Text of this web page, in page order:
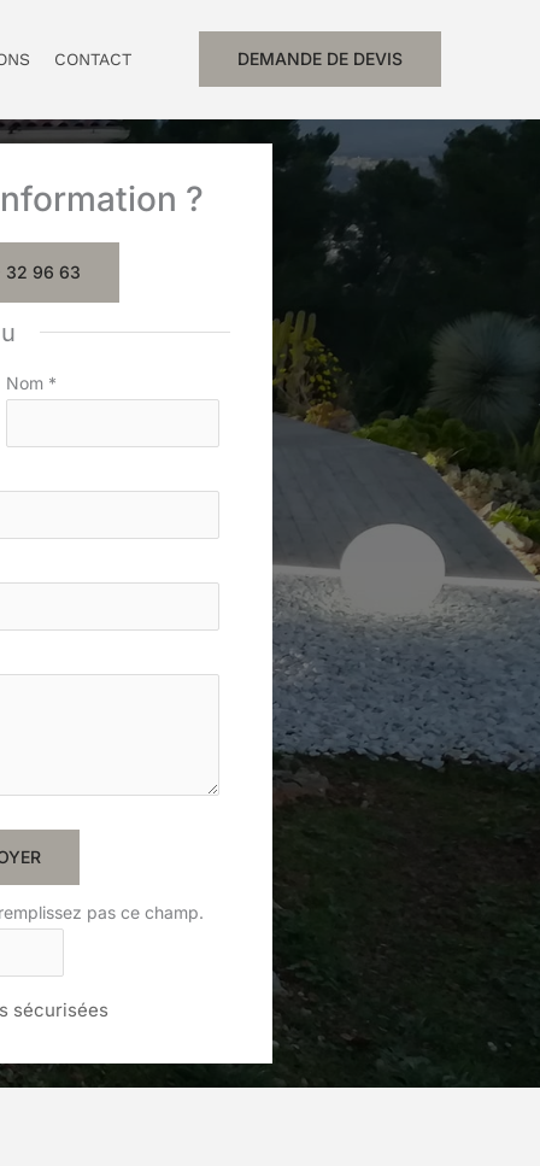
CONTACT DEMANDE DE DEVIS
?
32 96 63
Nom *
pas ce champ.
sécurisées